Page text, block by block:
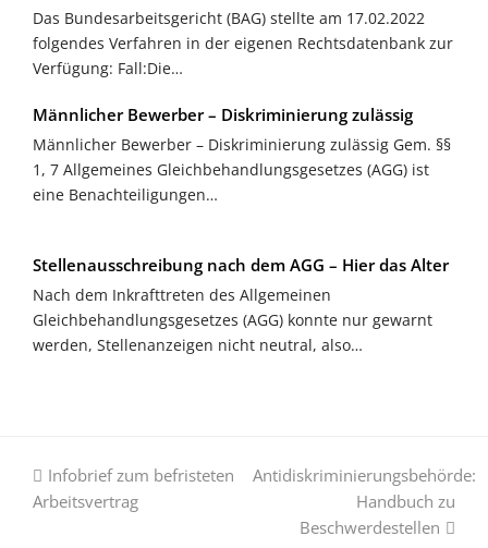
Das Bundesarbeitsgericht (BAG) stellte am 17.02.2022
folgendes Verfahren in der eigenen Rechtsdatenbank zur
Verfügung: Fall:Die…
Männlicher Bewerber – Diskriminierung zulässig
Männlicher Bewerber – Diskriminierung zulässig Gem. §§
1, 7 Allgemeines Gleichbehandlungsgesetzes (AGG) ist
eine Benachteiligungen…
Stellenausschreibung nach dem AGG – Hier das Alter
Nach dem Inkrafttreten des Allgemeinen
Gleichbehandlungsgesetzes (AGG) konnte nur gewarnt
werden, Stellenanzeigen nicht neutral, also…
vorheriger
Beitrag:
Infobrief zum befristeten
Arbeitsvertrag
Nächster
Antidiskriminierungsbehörde:
Handbuch zu
Beschwerdestellen